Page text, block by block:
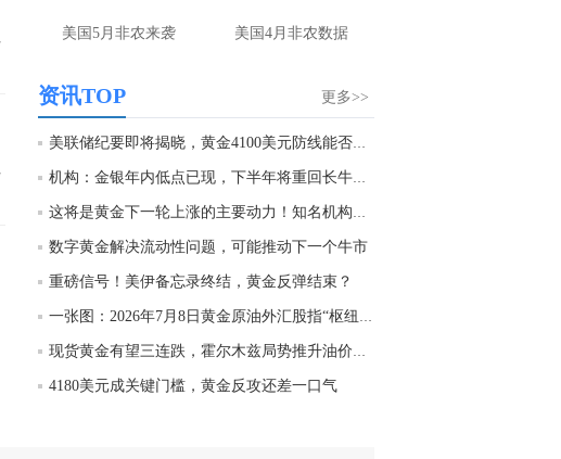
徐文婷：
时指导， 关注老师财经号主页：
http://mp.cnfol.com/user/58676
匿名网友-中金在线手机网：
止损多少 老师
徐文婷：7美金
度。70一50？。
徐文婷：带上止损博弈，实时指导， 关注老
师财经号主页：http://mp.cnfol.com/user/58676
匿名网友-中金在线手机网： 老师好，金现在
美国5月非农来袭 美国4月非农数据
更多>>
资讯TOP
美联储纪要即将揭晓，黄金4100美元防线能否扛住...
机构：金银年内低点已现，下半年将重回长牛逻辑
这将是黄金下一轮上涨的主要动力！知名机构料金...
数字黄金解决流动性问题，可能推动下一个牛市
重磅信号！美伊备忘录终结，黄金反弹结束？
一张图：2026年7月8日黄金原油外汇股指“枢纽点...
现货黄金有望三连跌，霍尔木兹局势推升油价，FO...
4180美元成关键门槛，黄金反攻还差一口气